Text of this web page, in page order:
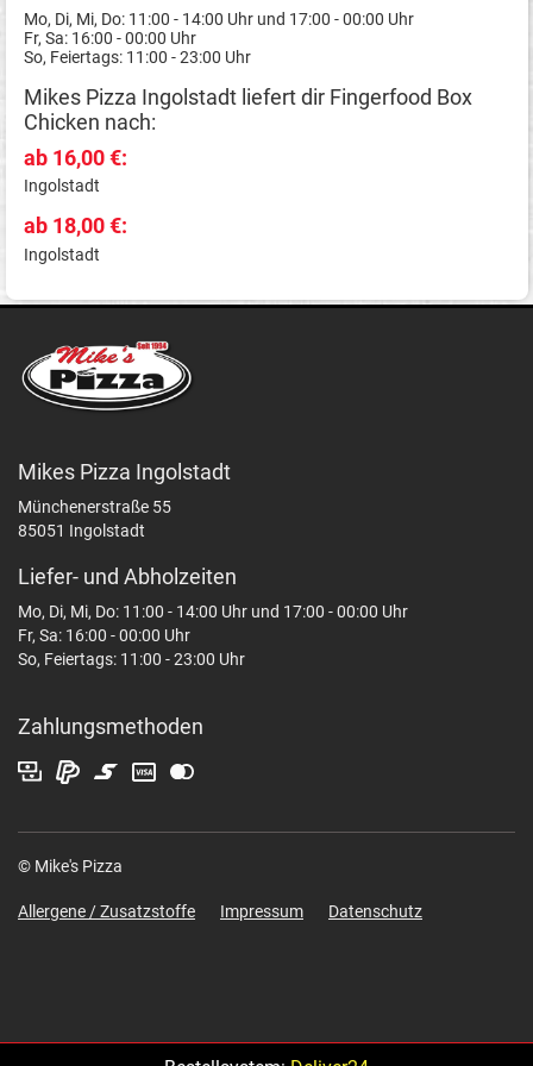
Mo, Di, Mi, Do: 11:00 - 14:00 Uhr und 17:00 - 00:00 Uhr
Fr, Sa: 16:00 - 00:00 Uhr
So, Feiertags: 11:00 - 23:00 Uhr
Mikes Pizza Ingolstadt liefert dir Fingerfood Box
Chicken nach:
ab 16,00 €:
Ingolstadt
ab 18,00 €:
Ingolstadt
Mikes Pizza Ingolstadt
Münchenerstraße 55
85051 Ingolstadt
Liefer- und Abholzeiten
Mo, Di, Mi, Do: 11:00 - 14:00 Uhr und 17:00 - 00:00 Uhr
Fr, Sa: 16:00 - 00:00 Uhr
So, Feiertags: 11:00 - 23:00 Uhr
Zahlungsmethoden
© Mike's Pizza
Allergene / Zusatzstoffe Impressum Datenschutz